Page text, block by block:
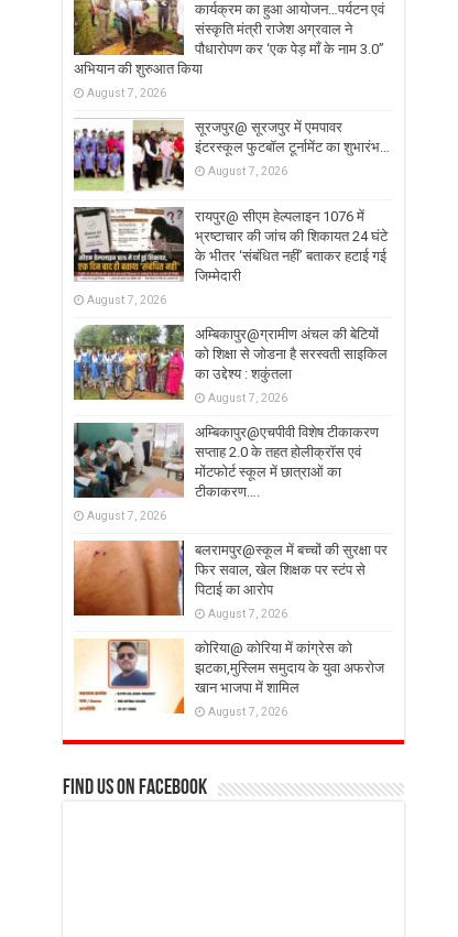
कार्यक्रम का हुआ आयोजन…पर्यटन एवं
संस्कृति मंत्री राजेश अग्रवाल ने
पौधारोपण कर ‘एक पेड़ माँ के नाम 3.0’’
अभियान की शुरुआत किया
August 7, 2026
सूरजपुर@ सूरजपुर में एमपावर
इंटरस्कूल फुटबॉल टूर्नामेंट का शुभारंभ…
August 7, 2026
रायपुर@ सीएम हेल्पलाइन 1076 में
भ्रष्टाचार की जांच की शिकायत 24 घंटे
के भीतर ‘संबंधित नहीं’ बताकर हटाई गई
जिम्मेदारी
August 7, 2026
अम्बिकापुर@ग्रामीण अंचल की बेटियों
को शिक्षा से जोडना है सरस्वती साइकिल
का उद्देश्य : शकुंतला
August 7, 2026
अम्बिकापुर@एचपीवी विशेष टीकाकरण
सप्ताह 2.0 के तहत होलीक्रॉस एवं
मोंटफोर्ट स्कूल में छात्राओं का
टीकाकरण….
August 7, 2026
बलरामपुर@स्कूल में बच्चों की सुरक्षा पर
फिर सवाल, खेल शिक्षक पर स्टंप से
पिटाई का आरोप
August 7, 2026
कोरिया@ कोरिया में कांग्रेस को
झटका,मुस्लिम समुदाय के युवा अफरोज
खान भाजपा में शामिल
August 7, 2026
Find us on Facebook